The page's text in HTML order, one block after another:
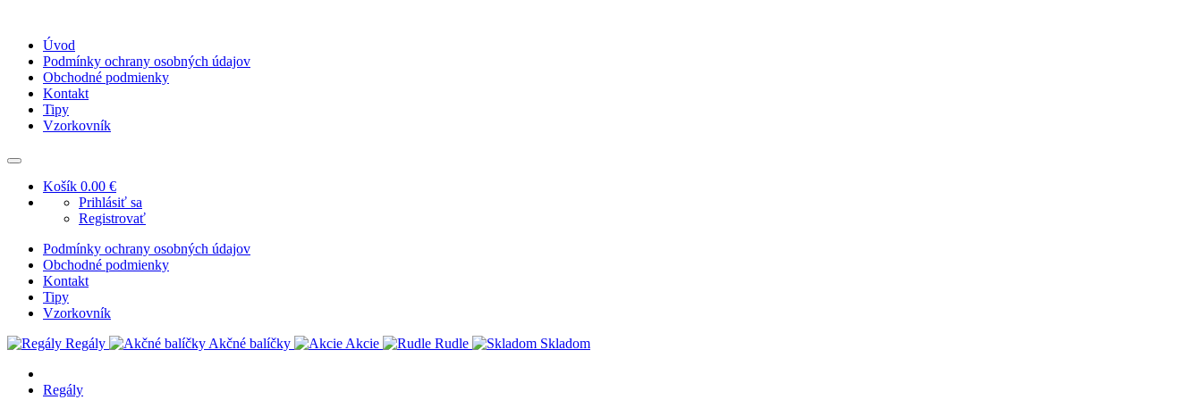
Úvod
Podmínky ochrany osobných údajov
Obchodné podmienky
Kontakt
Tipy
Vzorkovník
Košík 0.00 €
Prihlásiť sa
Registrovať
Podmínky ochrany osobných údajov
Obchodné podmienky
Kontakt
Tipy
Vzorkovník
Regály
Akčné balíčky Akcie Rudle Skladom
Regály